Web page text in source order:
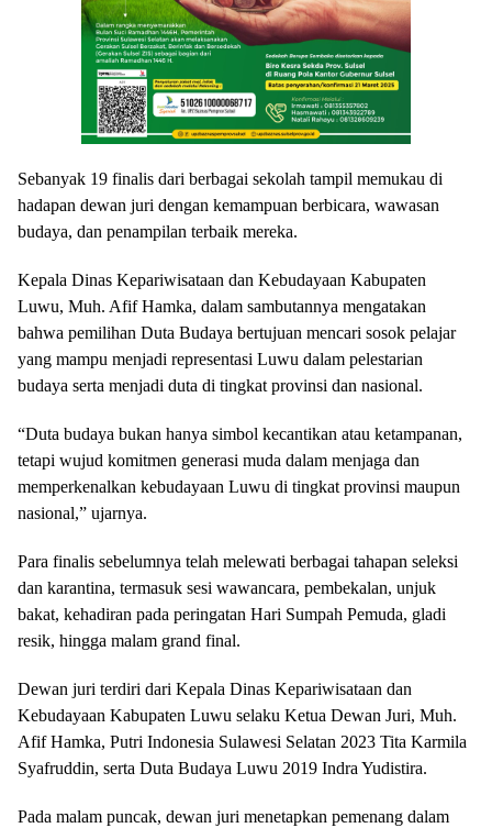
Sebanyak 19 finalis dari berbagai sekolah tampil memukau di
hadapan dewan juri dengan kemampuan berbicara, wawasan
budaya, dan penampilan terbaik mereka.
Kepala Dinas Kepariwisataan dan Kebudayaan Kabupaten
Luwu, Muh. Afif Hamka, dalam sambutannya mengatakan
bahwa pemilihan Duta Budaya bertujuan mencari sosok pelajar
yang mampu menjadi representasi Luwu dalam pelestarian
budaya serta menjadi duta di tingkat provinsi dan nasional.
“Duta budaya bukan hanya simbol kecantikan atau ketampanan,
tetapi wujud komitmen generasi muda dalam menjaga dan
memperkenalkan kebudayaan Luwu di tingkat provinsi maupun
nasional,” ujarnya.
Para finalis sebelumnya telah melewati berbagai tahapan seleksi
dan karantina, termasuk sesi wawancara, pembekalan, unjuk
bakat, kehadiran pada peringatan Hari Sumpah Pemuda, gladi
resik, hingga malam grand final.
Dewan juri terdiri dari Kepala Dinas Kepariwisataan dan
Kebudayaan Kabupaten Luwu selaku Ketua Dewan Juri, Muh.
Afif Hamka, Putri Indonesia Sulawesi Selatan 2023 Tita Karmila
Syafruddin, serta Duta Budaya Luwu 2019 Indra Yudistira.
Pada malam puncak, dewan juri menetapkan pemenang dalam